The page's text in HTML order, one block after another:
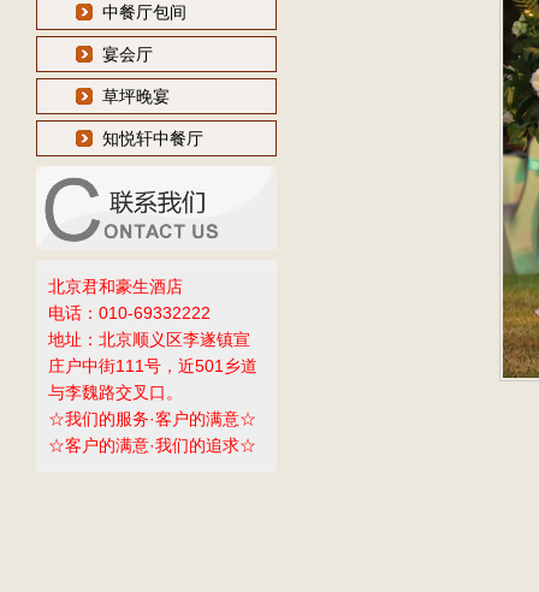
中餐厅包间
宴会厅
草坪晚宴
知悦轩中餐厅
北京君和豪生酒店
电话：010-69332222
地址：北京顺义区李遂镇宣
庄户中街111号，近501乡道
与李魏路交叉口。
☆我们的服务·客户的满意☆
☆客户的满意·我们的追求☆